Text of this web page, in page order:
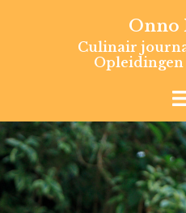
Onno
Culinair
Opleidingen